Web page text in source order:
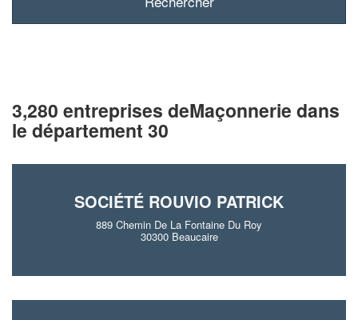
3,280 entreprises deMaçonnerie dans
le département 30
SOCIÉTÉ ROUVIO PATRICK
889 Chemin De La Fontaine Du Roy
30300 Beaucaire